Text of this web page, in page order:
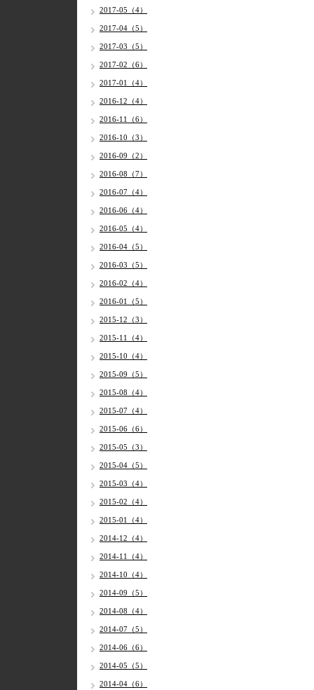
2017-05（4）
2017-04（5）
2017-03（5）
2017-02（6）
2017-01（4）
2016-12（4）
2016-11（6）
2016-10（3）
2016-09（2）
2016-08（7）
2016-07（4）
2016-06（4）
2016-05（4）
2016-04（5）
2016-03（5）
2016-02（4）
2016-01（5）
2015-12（3）
2015-11（4）
2015-10（4）
2015-09（5）
2015-08（4）
2015-07（4）
2015-06（6）
2015-05（3）
2015-04（5）
2015-03（4）
2015-02（4）
2015-01（4）
2014-12（4）
2014-11（4）
2014-10（4）
2014-09（5）
2014-08（4）
2014-07（5）
2014-06（6）
2014-05（5）
2014-04（6）